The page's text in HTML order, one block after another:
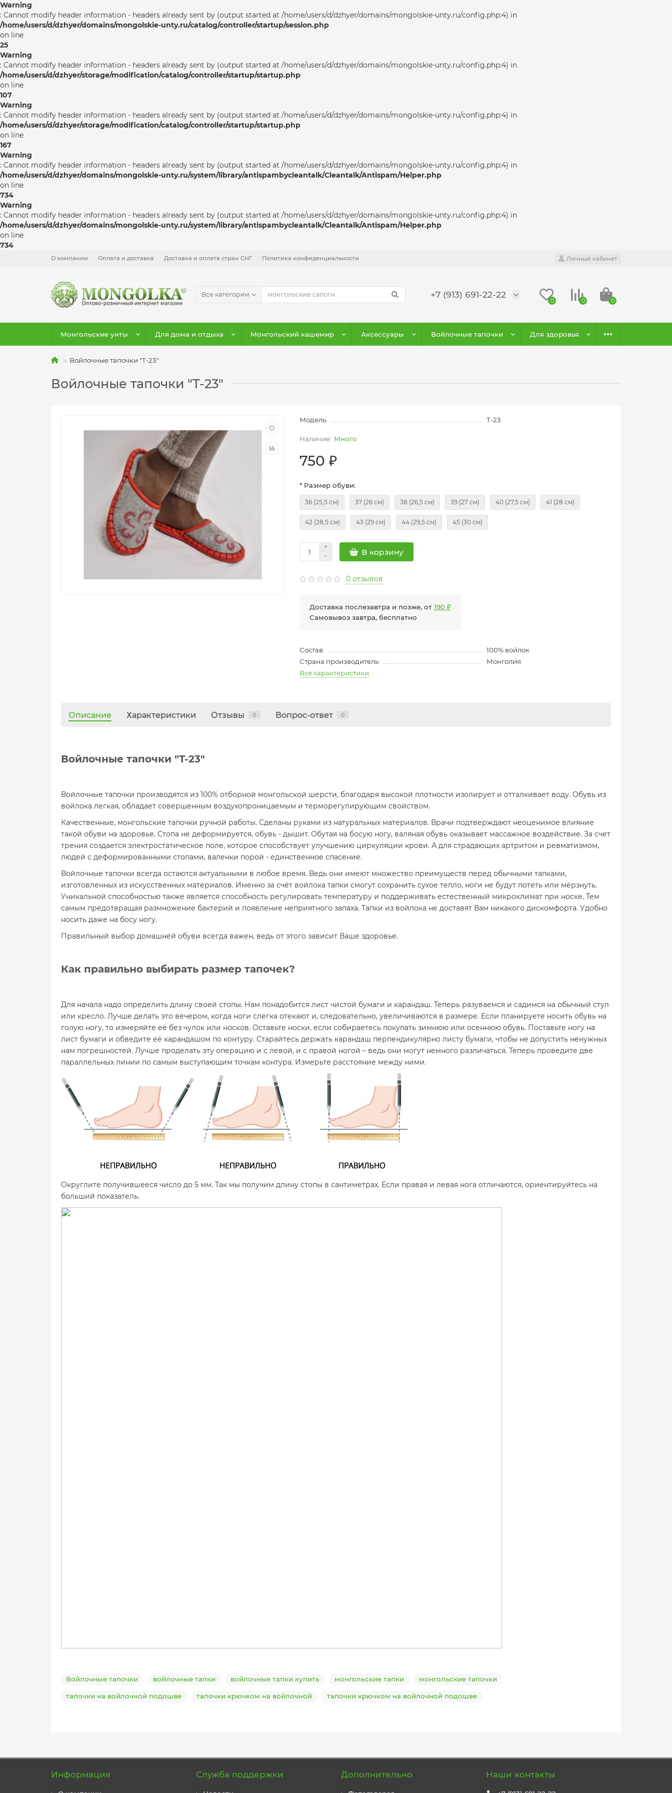
Warning
: Cannot modify header information - headers already sent by (output started at /home/users/d/dzhyer/domains/mongolskie-unty.ru/config.php:4) in
/home/users/d/dzhyer/domains/mongolskie-unty.ru/catalog/controller/startup/session.php
on line
25
Warning
: Cannot modify header information - headers already sent by (output started at /home/users/d/dzhyer/domains/mongolskie-unty.ru/config.php:4) in
/home/users/d/dzhyer/storage/modification/catalog/controller/startup/startup.php
on line
107
Warning
: Cannot modify header information - headers already sent by (output started at /home/users/d/dzhyer/domains/mongolskie-unty.ru/config.php:4) in
/home/users/d/dzhyer/storage/modification/catalog/controller/startup/startup.php
on line
167
Warning
: Cannot modify header information - headers already sent by (output started at /home/users/d/dzhyer/domains/mongolskie-unty.ru/config.php:4) in
/home/users/d/dzhyer/domains/mongolskie-unty.ru/system/library/antispambycleantalk/Cleantalk/Antispam/Helper.php
on line
734
Warning
: Cannot modify header information - headers already sent by (output started at /home/users/d/dzhyer/domains/mongolskie-unty.ru/config.php:4) in
/home/users/d/dzhyer/domains/mongolskie-unty.ru/system/library/antispambycleantalk/Cleantalk/Antispam/Helper.php
on line
734
О компании Оплата и доставка Доставка и оплата стран СНГ Политика конфиденциальности Личный кабинет
Все категории +7 (913) 691-22-22
0 0 0
Монгольские унты Для дома и отдыха Монгольский кашемир Аксессуары Войлочные тапочки Для здоровья
Войлочные тапочки "T-23"
Войлочные тапочки "T-23"
Модель: T-23
Много
750 ₽
* Размер обуви:
36 (25,5 см) 37 (26 см) 38 (26,5 см) 39 (27 см) 40 (27,5 см) 41 (28 см)
42 (28,5 см) 43 (29 см) 44 (29,5 см) 45 (30 см)
В корзину
0 отзывов
Доставка послезавтра и позже, от 190 ₽
Самовывоз завтра, бесплатно
Состав
100% войлок
Страна производитель
Монголия
Все характеристики
Описание Характеристики Отзывы 0 Вопрос-ответ 0
Войлочные тапочки "T-23"
Войлочные тапочки производятся из 100% отборной монгольской шерсти, благодаря высокой плотности изолирует и отталкивает воду. Обувь из
войлока легкая, обладает совершенным воздухопроницаемым и терморегулирующим свойством.
Качественные, монгольские тапочки ручной работы. Сделаны руками из натуральных материалов. Врачи подтверждают неоценимое влияние
такой обуви на здоровье. Стопа не деформируется, обувь - дышит. Обутая на босую ногу, валяная обувь оказывает массажное воздействие. За счет
трения создается электростатическое поле, которое способствует улучшению циркуляции крови. А для страдающих артритом и ревматизмом,
людей с деформированными стопами, валенки порой - единственное спасение.
Войлочные тапочки всегда остаются актуальными в любое время. Ведь они имеют множество преимуществ перед обычными тапками,
изготовленных из искусственных материалов. Именно за счёт войлока тапки смогут сохранить сухое тепло, ноги не будут потеть или мёрзнуть.
Уникальной способностью также является способность регулировать температуру и поддерживать естественный микроклимат при носке. Тем
самым предотвращая размножение бактерий и появление неприятного запаха. Тапки из войлока не доставят Вам никакого дискомфорта. Удобно
носить даже на босу ногу.
Правильный выбор домашней обуви всегда важен, ведь от этого зависит Ваше здоровье.
Как правильно выбирать размер тапочек?
Для начала надо определить длину своей стопы. Нам понадобится лист чистой бумаги и карандаш. Теперь разуваемся и садимся на обычный стул
или кресло. Лучше делать это вечером, когда ноги слегка отекают и, следовательно, увеличиваются в размере. Если планируете носить обувь на
голую ногу, то измеряйте её без чулок или носков. Оставьте носки, если собираетесь покупать зимнюю или осеннюю обувь. Поставьте ногу на
лист бумаги и обведите её карандашом по контуру. Старайтесь держать карандаш перпендикулярно листу бумаги, чтобы не допустить ненужных
нам погрешностей. Лучше проделать эту операцию и с левой, и с правой ногой – ведь они могут немного различаться. Теперь проведите две
параллельных линии по самым выступающим точкам контура. Измерьте расстояние между ними.
Округлите получившееся число до 5 мм. Так мы получим длину стопы в сантиметрах. Если правая и левая нога отличаются, ориентируйтесь на
больший показатель.
Войлочные тапочки войлочные тапки войлочные тапки купить монгольские тапки монгольские тапочки
тапочки на войлочной подошве тапочки крючком на войлочной тапочки крючком на войлочной подошве
Информация Служба поддержки Дополнительно Наши контакты